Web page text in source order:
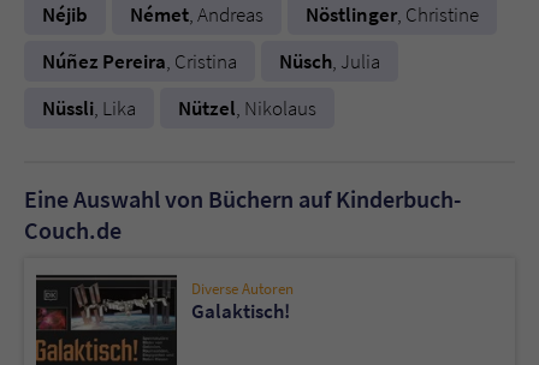
Néjib
Német, Andreas Nöstlinger, Christine
Núñez Pereira, Cristina Nüsch, Julia
Nüssli, Lika Nützel, Nikolaus
Eine Auswahl von Büchern auf Kinderbuch-
Couch.de
Diverse Autoren
Galaktisch!